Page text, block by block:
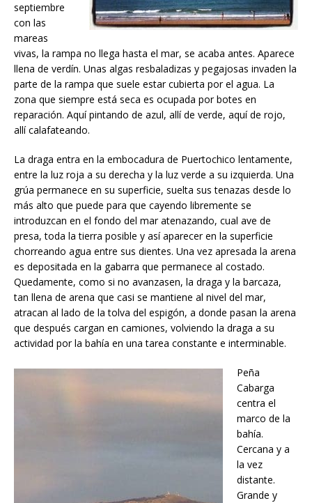
septiembre
con las
mareas
vivas, la rampa no llega hasta el mar, se acaba antes. Aparece
llena de verdín. Unas algas resbaladizas y pegajosas invaden la
parte de la rampa que suele estar cubierta por el agua. La
zona que siempre está seca es ocupada por botes en
reparación. Aquí pintando de azul, allí de verde, aquí de rojo,
allí calafateando.
La draga entra en la embocadura de Puertochico lentamente,
entre la luz roja a su derecha y la luz verde a su izquierda. Una
grúa permanece en su superficie, suelta sus tenazas desde lo
más alto que puede para que cayendo libremente se
introduzcan en el fondo del mar atenazando, cual ave de
presa, toda la tierra posible y así aparecer en la superficie
chorreando agua entre sus dientes. Una vez apresada la arena
es depositada en la gabarra que permanece al costado.
Quedamente, como si no avanzasen, la draga y la barcaza,
tan llena de arena que casi se mantiene al nivel del mar,
atracan al lado de la tolva del espigón, a donde pasan la arena
que después cargan en camiones, volviendo la draga a su
actividad por la bahía en una tarea constante e interminable.
Peña
Cabarga
centra el
marco de la
bahía.
Cercana y a
la vez
distante.
Grande y